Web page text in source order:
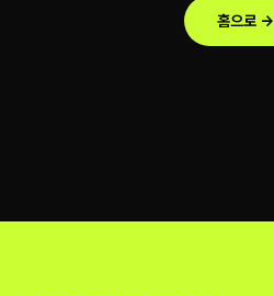
홈으로 →